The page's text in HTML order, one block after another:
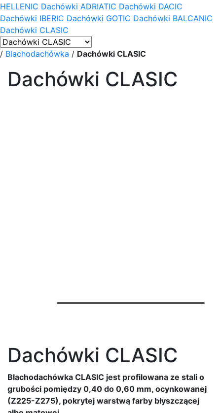
HELLENIC Dachówki ADRIATIC Dachówki DACIC
Dachówki IBERIC Dachówki GOTIC Dachówki BALCANIC
Dachówki CLASIC
/ Blachodachówka / Dachówki CLASIC
Dachówki CLASIC
Dachówki CLASIC
Blachodachówka CLASIC jest profilowana ze stali o
grubości pomiędzy 0,40 do 0,60 mm, ocynkowanej
(Z225-Z275), pokrytej warstwą farby błyszczącej